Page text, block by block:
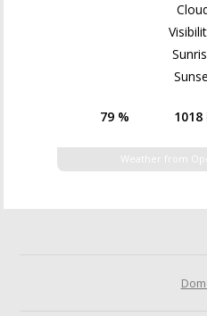
79 % 1018
Weather from